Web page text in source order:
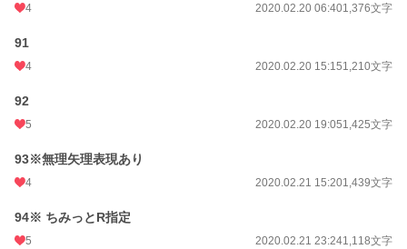
4 2020.02.20 06:401,376文字
91
4 2020.02.20 15:151,210文字
92
5 2020.02.20 19:051,425文字
93※無理矢理表現あり
4 2020.02.21 15:201,439文字
94※ ちみっとR指定
5 2020.02.21 23:241,118文字